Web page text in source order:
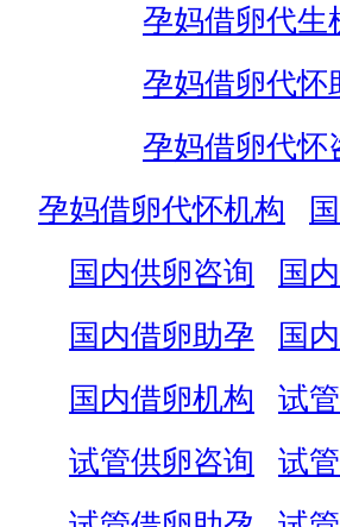
孕妈借卵代生
孕妈借卵代怀
孕妈借卵代怀
孕妈借卵代怀机构
国内供卵咨询
国
国内借卵助孕
国
国内借卵机构
试
试管供卵咨询
试